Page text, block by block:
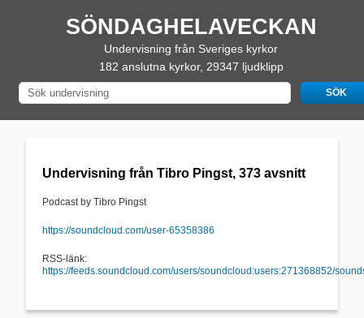
SÖNDAGHELAVECKAN
Undervisning från Sveriges kyrkor
182 anslutna kyrkor, 29347 ljudklipp
Undervisning från Tibro Pingst, 373 avsnitt
Podcast by Tibro Pingst
https://soundcloud.com/user-65358386
RSS-länk:
https://feeds.soundcloud.com/users/soundcloud:users:271368852/